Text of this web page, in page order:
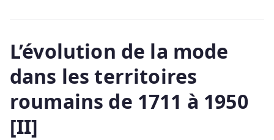
L’évolution de la mode
dans les territoires
roumains de 1711 à 1950
[II]